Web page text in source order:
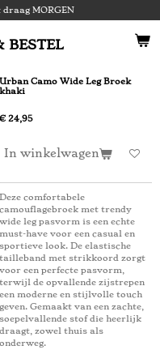
BESTEL
Urban Camo Wide Leg Broek
khaki
€ 24,95
In winkelwagen
Deze comfortabele
camouflagebroek met trendy
wide leg pasvorm is een echte
must-have voor een casual en
sportieve look. De elastische
tailleband met strikkoord zorgt
voor een perfecte pasvorm,
terwijl de opvallende zijstrepen
een moderne en stijlvolle touch
geven. Gemaakt van een zachte,
soepelvallende stof die heerlijk
draagt, zowel thuis als
onderweg.